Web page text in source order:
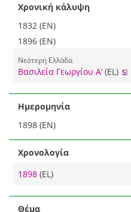
Χρονική κάλυψη
1832 (EN)
1896 (EN)
Νεότερη Ελλάδα
Βασιλεία Γεωργίου Α’ (EL)
Ημερομηνία
1898 (EN)
Χρονολογία
1898 (EL)
Θέμα